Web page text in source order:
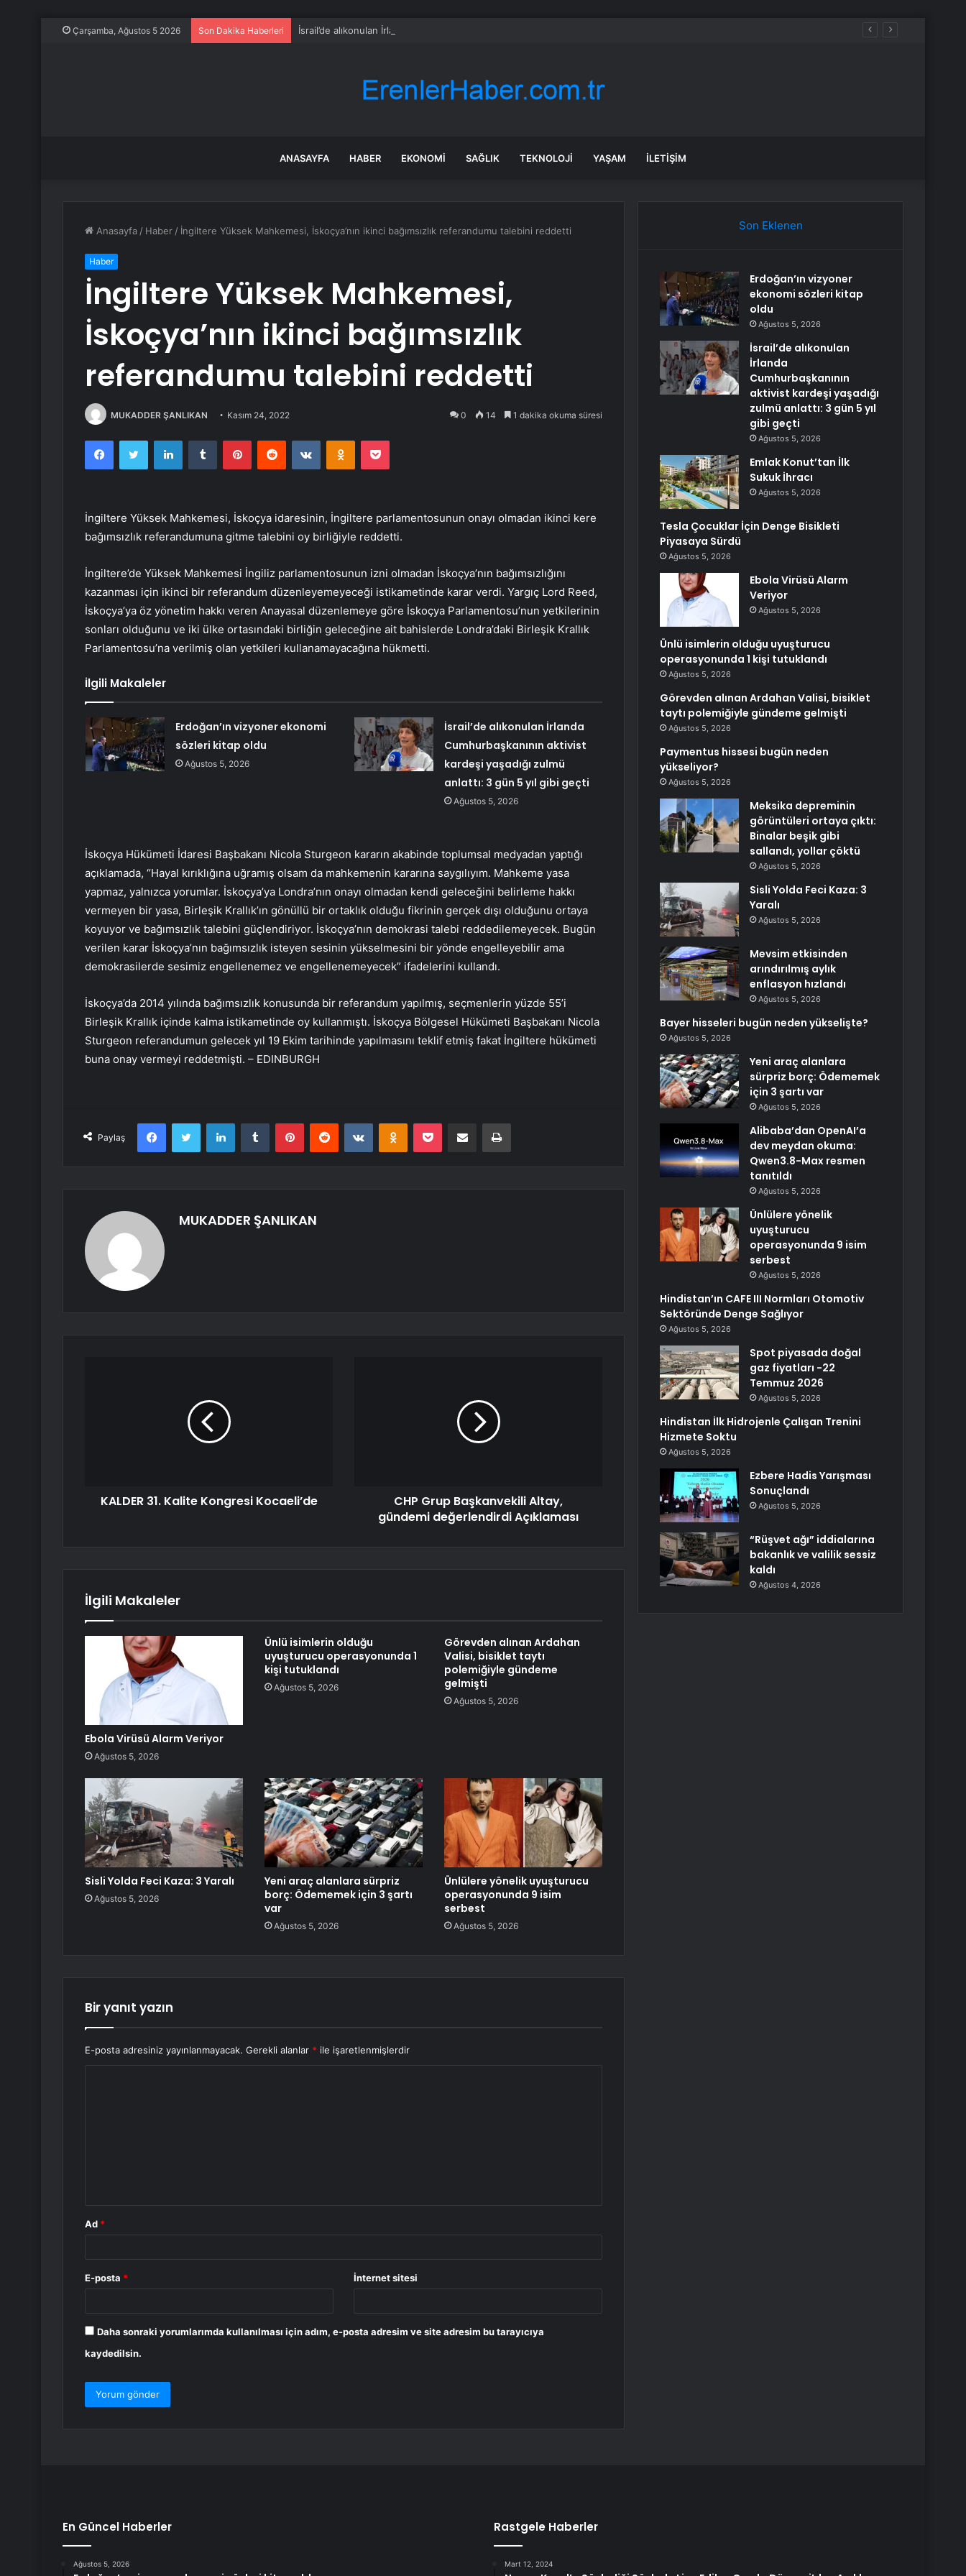
Çarşamba, Ağustos 5 2026 Son Dakika Haberleri İsrail’de alıkonulan İrlanda Cumhurbaşkanının aktivist kardeşi yaşadığı zulmü anlattı: 3 gün 5 yıl gibi geçti
ANASAYFA HABER EKONOMI SAĞLIK TEKNOLOJI YAŞAM İLETIŞIM
Anasayfa / Haber / İngiltere Yüksek Mahkemesi, İskoçya’nın ikinci bağımsızlık referandumu talebini reddetti
Haber
İngiltere Yüksek Mahkemesi,
İskoçya’nın ikinci bağımsızlık
referandumu talebini reddetti
MUKADDER ŞANLIKAN Kasım 24, 2022 0 14 1 dakika okuma süresi
FacebookTwitter LinkedInTumblr PinterestReddit VKontakteOdnoklassniki
Pocket
İngiltere Yüksek Mahkemesi, İskoçya idaresinin, İngiltere parlamentosunun onayı olmadan ikinci kere
bağımsızlık referandumuna gitme talebini oy birliğiyle reddetti.
İngiltere’de Yüksek Mahkemesi İngiliz parlamentosunun izni olmadan İskoçya’nın bağımsızlığını
kazanması için ikinci bir referandum düzenleyemeyeceği istikametinde karar verdi. Yargıç Lord Reed,
İskoçya’ya öz yönetim hakkı veren Anayasal düzenlemeye göre İskoçya Parlamentosu’nun yetkilerinin
sonları olduğunu ve iki ülke ortasındaki birliğin geleceğine ait bahislerde Londra’daki Birleşik Krallık
Parlamentosu’na verilmiş olan yetkileri kullanamayacağına hükmetti.
İlgili Makaleler
Erdoğan’ın vizyoner ekonomi
sözleri kitap oldu
Ağustos 5, 2026
İsrail’de alıkonulan İrlanda
Cumhurbaşkanının aktivist
kardeşi yaşadığı zulmü
anlattı: 3 gün 5 yıl gibi geçti
Ağustos 5, 2026
İskoçya Hükümeti İdaresi Başbakanı Nicola Sturgeon kararın akabinde toplumsal medyadan yaptığı
açıklamada, “Hayal kırıklığına uğramış olsam da mahkemenin kararına saygılıyım. Mahkeme yasa
yapmaz, yalnızca yorumlar. İskoçya’ya Londra’nın onayı olmadan kendi geleceğini belirleme hakkı
vermeyen bir yasa, Birleşik Krallık’ın gönüllü bir ortaklık olduğu fikrinin gerçek dışı olduğunu ortaya
koyuyor ve bağımsızlık talebini güçlendiriyor. İskoçya’nın demokrasi talebi reddedilemeyecek. Bugün
verilen karar İskoçya’nın bağımsızlık isteyen sesinin yükselmesini bir yönde engelleyebilir ama
demokrasilerde sesimiz engellenemez ve engellenemeyecek” ifadelerini kullandı.
İskoçya’da 2014 yılında bağımsızlık konusunda bir referandum yapılmış, seçmenlerin yüzde 55’i
Birleşik Krallık içinde kalma istikametinde oy kullanmıştı. İskoçya Bölgesel Hükümeti Başbakanı Nicola
Sturgeon referandumun gelecek yıl 19 Ekim tarihinde yapılmasını teklif etmiş fakat İngiltere hükümeti
buna onay vermeyi reddetmişti. – EDINBURGH
Paylaş
FacebookTwitter LinkedInTumblr PinterestReddit VKontakteOdnoklassniki
Pocket E-Posta ile paylaş Yazdır
MUKADDER ŞANLIKAN
KALDER 31. Kalite Kongresi Kocaeli’de
CHP Grup Başkanvekili Altay,
gündemi değerlendirdi Açıklaması
İlgili Makaleler
Ebola Virüsü Alarm Veriyor
Ağustos 5, 2026
Ünlü isimlerin olduğu
uyuşturucu operasyonunda 1
kişi tutuklandı
Ağustos 5, 2026
Görevden alınan Ardahan
Valisi, bisiklet taytı
polemiğiyle gündeme
gelmişti
Ağustos 5, 2026
Sisli Yolda Feci Kaza: 3 Yaralı
Ağustos 5, 2026
Yeni araç alanlara sürpriz
borç: Ödememek için 3 şartı
var
Ağustos 5, 2026
Ünlülere yönelik uyuşturucu
operasyonunda 9 isim
serbest
Ağustos 5, 2026
Bir yanıt yazın
E-posta adresiniz yayınlanmayacak. Gerekli alanlar * ile işaretlenmişlerdir
Ad *
E-posta * İnternet sitesi
Daha sonraki yorumlarımda kullanılması için adım, e-posta adresim ve site adresim bu tarayıcıya
kaydedilsin.
Son Eklenen
Erdoğan’ın vizyoner
ekonomi sözleri kitap
oldu
Ağustos 5, 2026
İsrail’de alıkonulan
İrlanda
Cumhurbaşkanının
aktivist kardeşi yaşadığı
zulmü anlattı: 3 gün 5 yıl
gibi geçti
Ağustos 5, 2026
Emlak Konut’tan İlk
Sukuk İhracı
Ağustos 5, 2026
Tesla Çocuklar İçin Denge Bisikleti
Piyasaya Sürdü
Ağustos 5, 2026
Ebola Virüsü Alarm
Veriyor
Ağustos 5, 2026
Ünlü isimlerin olduğu uyuşturucu
operasyonunda 1 kişi tutuklandı
Ağustos 5, 2026
Görevden alınan Ardahan Valisi, bisiklet
taytı polemiğiyle gündeme gelmişti
Ağustos 5, 2026
Paymentus hissesi bugün neden
yükseliyor?
Ağustos 5, 2026
Meksika depreminin
görüntüleri ortaya çıktı:
Binalar beşik gibi
sallandı, yollar çöktü
Ağustos 5, 2026
Sisli Yolda Feci Kaza: 3
Yaralı
Ağustos 5, 2026
Mevsim etkisinden
arındırılmış aylık
enflasyon hızlandı
Ağustos 5, 2026
Bayer hisseleri bugün neden yükselişte?
Ağustos 5, 2026
Yeni araç alanlara
sürpriz borç: Ödememek
için 3 şartı var
Ağustos 5, 2026
Alibaba’dan OpenAI’a
dev meydan okuma:
Qwen3.8-Max resmen
tanıtıldı
Ağustos 5, 2026
Ünlülere yönelik
uyuşturucu
operasyonunda 9 isim
serbest
Ağustos 5, 2026
Hindistan’ın CAFE III Normları Otomotiv
Sektöründe Denge Sağlıyor
Ağustos 5, 2026
Spot piyasada doğal
gaz fiyatları -22
Temmuz 2026
Ağustos 5, 2026
Hindistan İlk Hidrojenle Çalışan Trenini
Hizmete Soktu
Ağustos 5, 2026
Ezbere Hadis Yarışması
Sonuçlandı
Ağustos 5, 2026
“Rüşvet ağı” iddialarına
bakanlık ve valilik sessiz
kaldı
Ağustos 4, 2026
En Güncel Haberler
Ağustos 5, 2026
Rastgele Haberler
Mart 12, 2024